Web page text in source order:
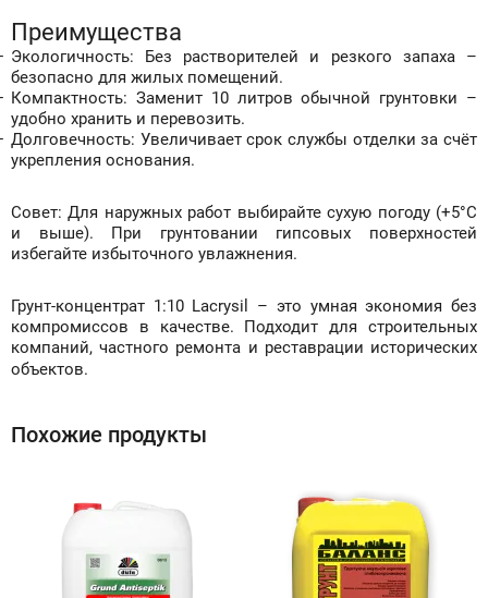
Преимущества
Экологичность: Без растворителей и резкого запаха –
безопасно для жилых помещений.
Компактность: Заменит 10 литров обычной грунтовки –
удобно хранить и перевозить.
Долговечность: Увеличивает срок службы отделки за счёт
укрепления основания.
Совет: Для наружных работ выбирайте сухую погоду (+5°C
и выше). При грунтовании гипсовых поверхностей
избегайте избыточного увлажнения.
Грунт-концентрат 1:10 Lacrysil – это умная экономия без
компромиссов в качестве. Подходит для строительных
компаний, частного ремонта и реставрации исторических
объектов.
Похожие продукты